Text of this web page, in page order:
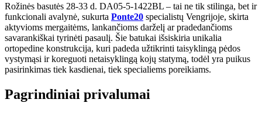
Rožinės basutės 28-33 d. DA05-5-1422BL – tai ne tik stilinga, bet ir
funkcionali avalynė, sukurta Ponte20 specialistų Vengrijoje, skirta
aktyvioms mergaitėms, lankančioms darželį ar pradedančioms
savarankiškai tyrinėti pasaulį. Šie batukai išsiskiria unikalia
ortopedine konstrukcija, kuri padeda užtikrinti taisyklingą pėdos
vystymąsi ir koreguoti netaisyklingą kojų statymą, todėl yra puikus
pasirinkimas tiek kasdienai, tiek specialiems poreikiams.
Pagrindiniai privalumai